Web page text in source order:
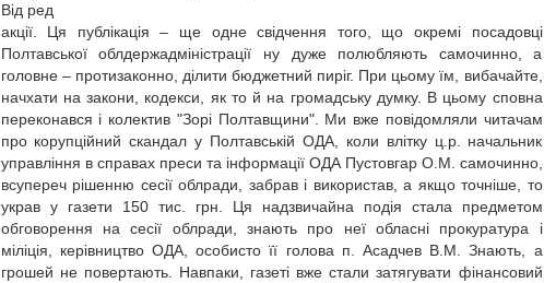
Від ред
акції. Ця публікація – ще одне свідчення того, що окремі посадовці
Полтавської облдержадміністрації ну дуже полюбляють самочинно, а
головне – протизаконно, ділити бюджетний пиріг. При цьому їм, вибачайте,
начхати на закони, кодекси, як то й на громадську думку. В цьому сповна
переконався і колектив "Зорі Полтавщини". Ми вже повідомляли читачам
про корупційний скандал у Полтавській ОДА, коли влітку ц.р. начальник
управління в справах преси та інформації ОДА Пустовгар О.М. самочинно,
всупереч рішенню сесії облради, забрав і використав, а якщо точніше, то
украв у газети 150 тис. грн. Ця надзвичайна подія стала предметом
обговорення на сесії облради, знають про неї обласні прокуратура і
міліція, керівництво ОДА, особисто її голова п. Асадчев В.М. Знають, а
грошей не повертають. Навпаки, газеті вже стали затягувати фінансовий